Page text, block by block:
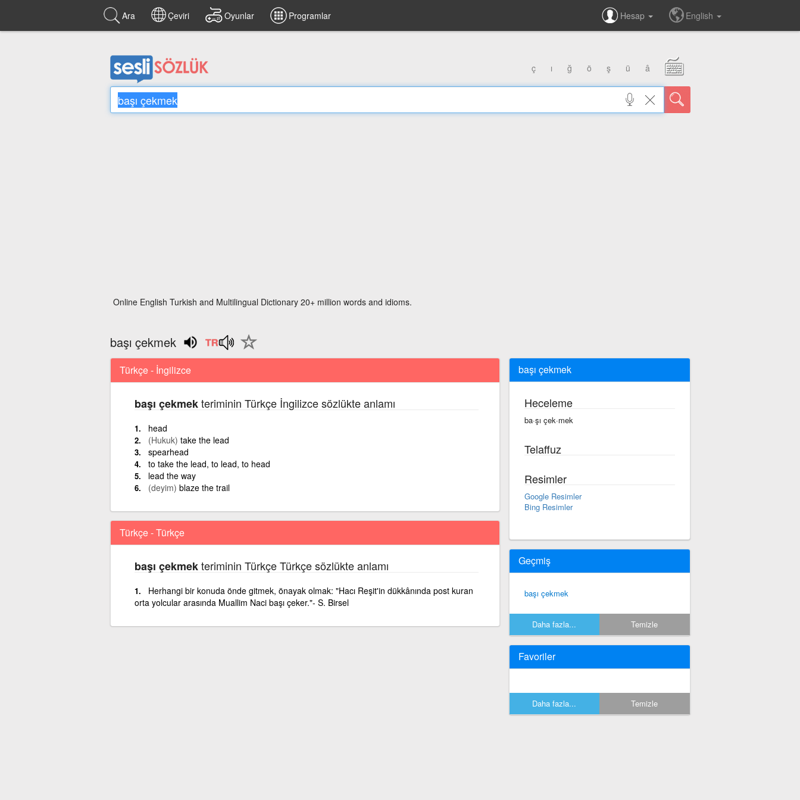
Ara Çeviri Oyunlar Programlar Hesap English
ç ı ğ ö ş ü â
Online English Turkish and Multilingual Dictionary 20+ million words and idioms.
başı çekmek
Türkçe - İngilizce
başı çekmekteriminin Türkçe İngilizce sözlükte anlamı
head
(Hukuk) take the lead
spearhead
to take the lead, to lead, to head
lead the way
(deyim) blaze the trail
Türkçe - Türkçe
başı çekmekteriminin Türkçe Türkçe sözlükte anlamı
Herhangi bir konuda önde gitmek, önayak olmak: "Hacı Reşit'in dükkânında post kuran
orta yolcular arasında Muallim Naci başı çeker."- S. Birsel
başı çekmek
Heceleme
ba·şı çek·mek
Telaffuz
Resimler
Google Resimler
Bing Resimler
Geçmiş
başı çekmek
Daha fazla... Temizle
Favoriler
Daha fazla... Temizle